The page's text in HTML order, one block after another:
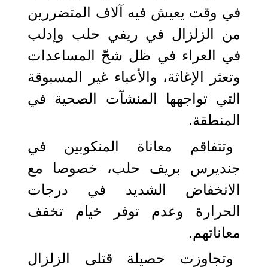
في وقت يعيش فيه آلاف المتضررين
من الزلزال في ريفي حلب وإدلب
في العراء في ظل شحّ المساعدات
وتعثر الإغاثة، والأعباء غير المسبوقة
التي تواجهها المنشآت الصحية في
المنطقة.
وتتفاقم معاناة المنكوبين في
جنديرس بريف حلب، خصوصا مع
الانخفاض الشديد في درجات
الحرارة وعدم توفر خيام تخفف
معاناتهم.
وتجاوزت حصيلة قتلى الزلزال